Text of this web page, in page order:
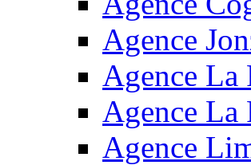
Agence
Agence La
Agence La
Agence